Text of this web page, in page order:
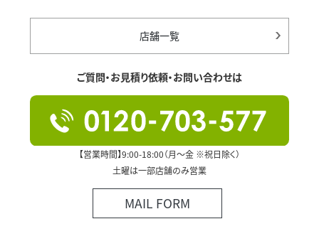
店舗一覧
ご質問・お見積り依頼・お問い合わせは
【営業時間】9:00-18:00（月～金 ※祝日除く）
土曜は一部店舗のみ営業
MAIL FORM